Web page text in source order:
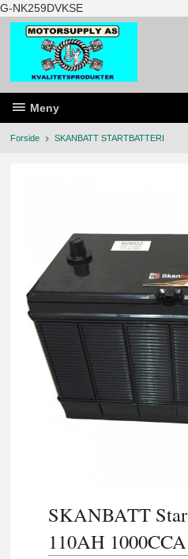
G-NK259DVKSEGå
til
innholdet
Meny
Forside SKANBATT STARTBATTERI
SKANBATT
110AH